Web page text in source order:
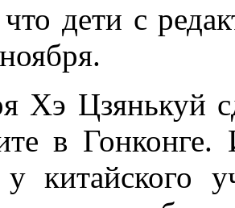
дети с
Хэ Цзянькуй
в Гонконге.
у китайского